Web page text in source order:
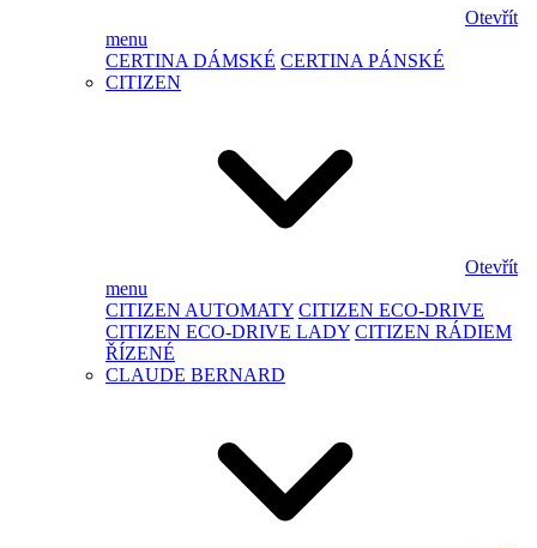
Otevřít
menu
CERTINA DÁMSKÉ CERTINA PÁNSKÉ
CITIZEN
Otevřít
menu
CITIZEN AUTOMATY CITIZEN ECO-DRIVE
CITIZEN ECO-DRIVE LADY CITIZEN RÁDIEM
ŘÍZENÉ
CLAUDE BERNARD